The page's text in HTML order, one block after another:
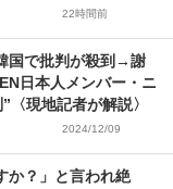
22時間前
国で批判が殺到→謝
日本人メンバー・ニ
〈現地記者が解説〉
2024/12/09
か？」と言われ絶